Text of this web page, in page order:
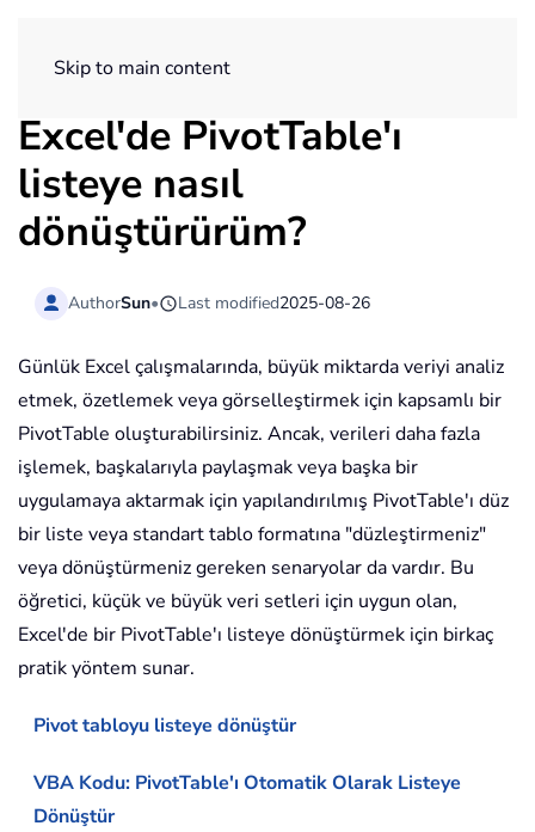
Skip to main content
Excel'de PivotTable'ı
listeye nasıl
dönüştürürüm?
AuthorSun• Last modified2025-08-26
Günlük Excel çalışmalarında, büyük miktarda veriyi analiz
etmek, özetlemek veya görselleştirmek için kapsamlı bir
PivotTable oluşturabilirsiniz. Ancak, verileri daha fazla
işlemek, başkalarıyla paylaşmak veya başka bir
uygulamaya aktarmak için yapılandırılmış PivotTable'ı düz
bir liste veya standart tablo formatına "düzleştirmeniz"
veya dönüştürmeniz gereken senaryolar da vardır. Bu
öğretici, küçük ve büyük veri setleri için uygun olan,
Excel'de bir PivotTable'ı listeye dönüştürmek için birkaç
pratik yöntem sunar.
Pivot tabloyu listeye dönüştür
VBA Kodu: PivotTable'ı Otomatik Olarak Listeye
Dönüştür